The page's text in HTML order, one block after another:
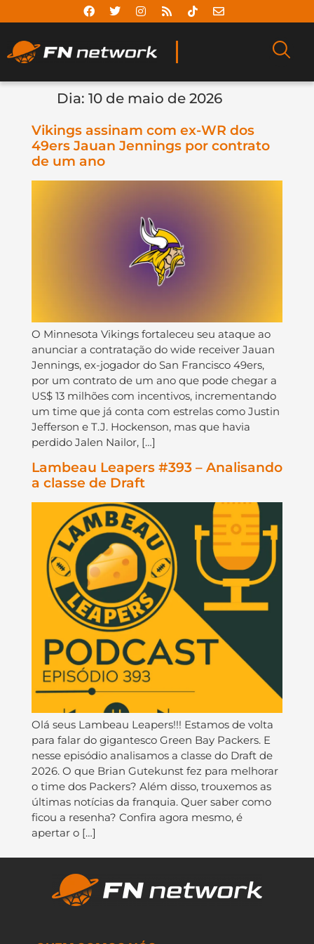
Dia: 10 de maio de 2026
Vikings assinam com ex-WR dos
49ers Jauan Jennings por contrato
de um ano
O Minnesota Vikings fortaleceu seu ataque ao
anunciar a contratação do wide receiver Jauan
Jennings, ex-jogador do San Francisco 49ers,
por um contrato de um ano que pode chegar a
US$ 13 milhões com incentivos, incrementando
um time que já conta com estrelas como Justin
Jefferson e T.J. Hockenson, mas que havia
perdido Jalen Nailor, […]
Lambeau Leapers #393 – Analisando
a classe de Draft
Olá seus Lambeau Leapers!!! Estamos de volta
para falar do gigantesco Green Bay Packers. E
nesse episódio analisamos a classe do Draft de
2026. O que Brian Gutekunst fez para melhorar
o time dos Packers? Além disso, trouxemos as
últimas notícias da franquia. Quer saber como
ficou a resenha? Confira agora mesmo, é
apertar o […]